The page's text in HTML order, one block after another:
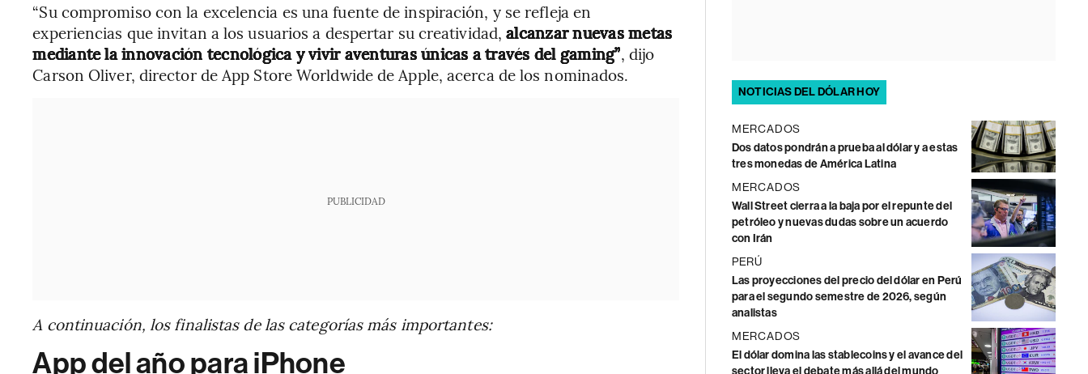
“Su compromiso con la excelencia es una fuente de inspiración, y se refleja en
experiencias que invitan a los usuarios a despertar su creatividad, alcanzar nuevas metas
mediante la innovación tecnológica y vivir aventuras únicas a través del gaming”, dijo
Carson Oliver, director de App Store Worldwide de Apple, acerca de los nominados.
PUBLICIDAD
A continuación, los finalistas de las categorías más importantes:
App del año para iPhone
NOTICIAS DEL DÓLAR HOY
MERCADOS
Dos datos pondrán a prueba al dólar y a estas
tres monedas de América Latina
MERCADOS
Wall Street cierra a la baja por el repunte del
petróleo y nuevas dudas sobre un acuerdo
con Irán
PERÚ
Las proyecciones del precio del dólar en Perú
para el segundo semestre de 2026, según
analistas
MERCADOS
El dólar domina las stablecoins y el avance del